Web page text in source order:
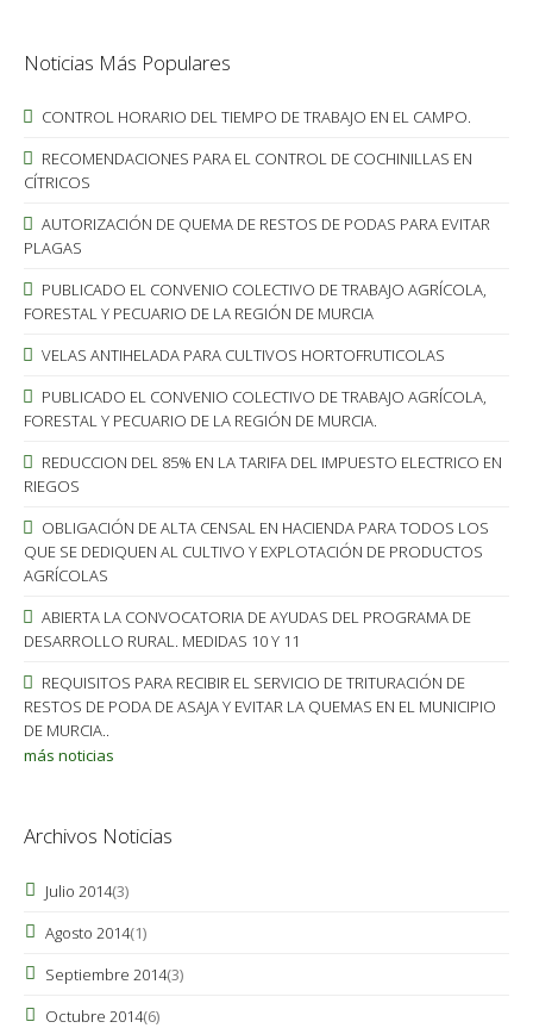
Noticias Más Populares
CONTROL HORARIO DEL TIEMPO DE TRABAJO EN EL CAMPO.
RECOMENDACIONES PARA EL CONTROL DE COCHINILLAS EN
CÍTRICOS
AUTORIZACIÓN DE QUEMA DE RESTOS DE PODAS PARA EVITAR
PLAGAS
PUBLICADO EL CONVENIO COLECTIVO DE TRABAJO AGRÍCOLA,
FORESTAL Y PECUARIO DE LA REGIÓN DE MURCIA
VELAS ANTIHELADA PARA CULTIVOS HORTOFRUTICOLAS
PUBLICADO EL CONVENIO COLECTIVO DE TRABAJO AGRÍCOLA,
FORESTAL Y PECUARIO DE LA REGIÓN DE MURCIA.
REDUCCION DEL 85% EN LA TARIFA DEL IMPUESTO ELECTRICO EN
RIEGOS
OBLIGACIÓN DE ALTA CENSAL EN HACIENDA PARA TODOS LOS
QUE SE DEDIQUEN AL CULTIVO Y EXPLOTACIÓN DE PRODUCTOS
AGRÍCOLAS
ABIERTA LA CONVOCATORIA DE AYUDAS DEL PROGRAMA DE
DESARROLLO RURAL. MEDIDAS 10 Y 11
REQUISITOS PARA RECIBIR EL SERVICIO DE TRITURACIÓN DE
RESTOS DE PODA DE ASAJA Y EVITAR LA QUEMAS EN EL MUNICIPIO
DE MURCIA..
más noticias
Archivos Noticias
Julio 2014(3)
Agosto 2014(1)
Septiembre 2014(3)
Octubre 2014(6)